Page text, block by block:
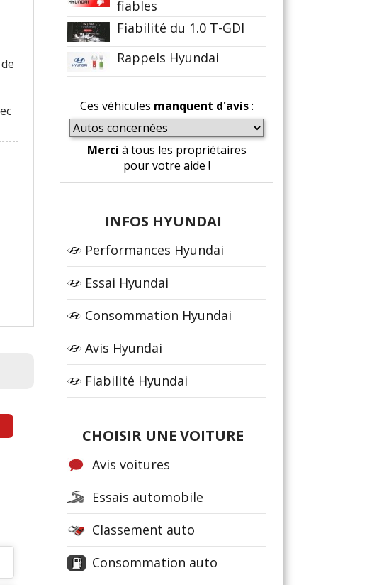
fiables
Fiabilité du 1.0 T-GDI
Rappels Hyundai
Ces véhicules manquent d'avis:
Merci à tous les propriétaires
pour votre aide !
INFOS HYUNDAI
Performances Hyundai
Essai Hyundai
Consommation Hyundai
Avis Hyundai
Fiabilité Hyundai
CHOISIR UNE VOITURE
Avis voitures
Essais automobile
Classement auto
Consommation auto